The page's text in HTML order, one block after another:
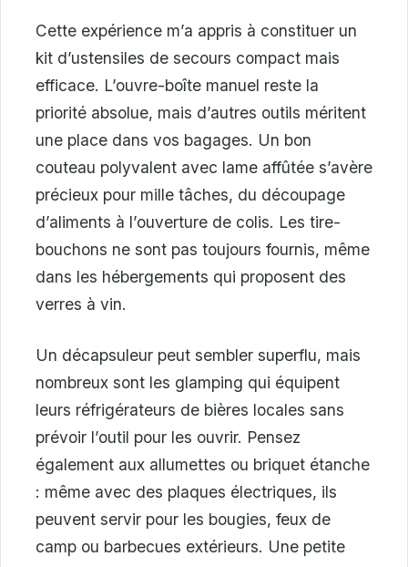
Cette expérience m’a appris à constituer un
kit d’ustensiles de secours compact mais
efficace. L’ouvre-boîte manuel reste la
priorité absolue, mais d’autres outils méritent
une place dans vos bagages. Un bon
couteau polyvalent avec lame affûtée s’avère
précieux pour mille tâches, du découpage
d’aliments à l’ouverture de colis. Les tire-
bouchons ne sont pas toujours fournis, même
dans les hébergements qui proposent des
verres à vin.
Un décapsuleur peut sembler superflu, mais
nombreux sont les glamping qui équipent
leurs réfrigérateurs de bières locales sans
prévoir l’outil pour les ouvrir. Pensez
également aux allumettes ou briquet étanche
: même avec des plaques électriques, ils
peuvent servir pour les bougies, feux de
camp ou barbecues extérieurs. Une petite